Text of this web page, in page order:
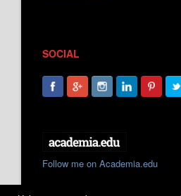
SOCIAL
Follow me on Academia.edu